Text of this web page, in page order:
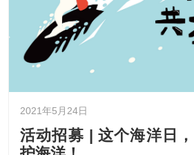
2021年5月24日
活动招募 | 这个海洋日